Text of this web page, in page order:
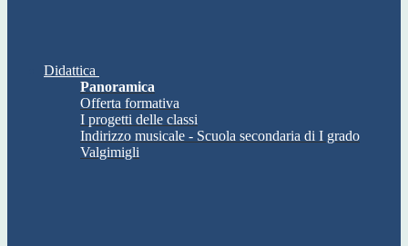
Didattica
Panoramica
Offerta formativa
I progetti delle classi
Indirizzo musicale - Scuola secondaria di I grado
Valgimigli